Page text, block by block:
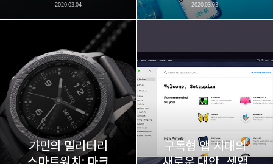
2020.03.04 2020.03.03
가민의 밀리터리
구독형 앱 시대의